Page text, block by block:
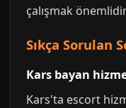
çalışmak
Sıkça Sorulan
Kars bayan
Kars'ta escort